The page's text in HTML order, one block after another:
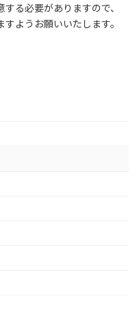
る必要がありますので、
ようお願いいたします。